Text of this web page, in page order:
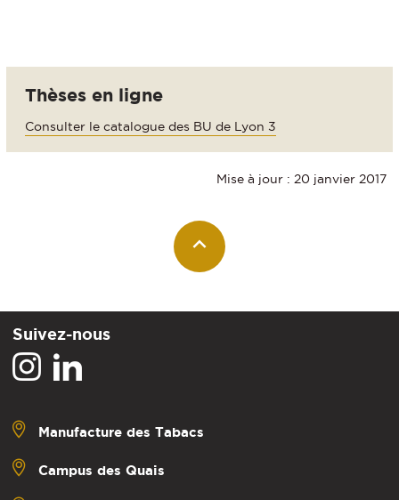
Thèses en ligne
Consulter le catalogue des BU de Lyon 3
Mise à jour : 20 janvier 2017
Suivez-nous
Manufacture des Tabacs
Campus des Quais